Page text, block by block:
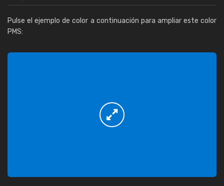
Pulse el ejemplo de color a continuación para ampliar este color
PMS: